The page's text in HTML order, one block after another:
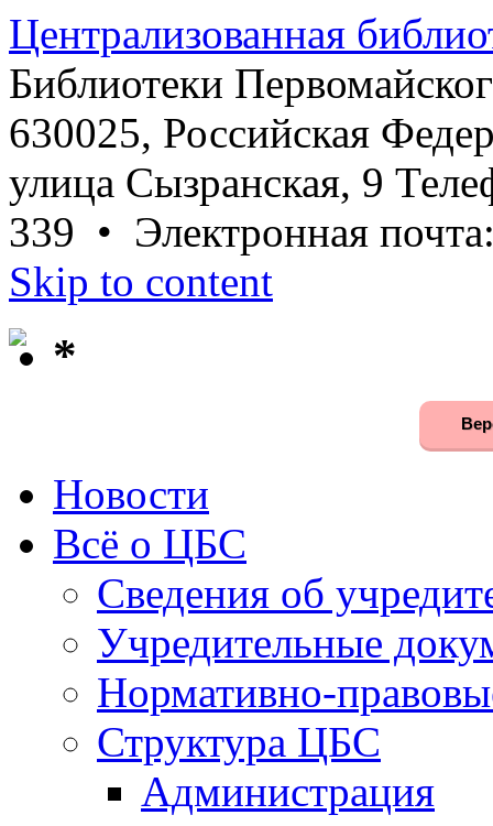
Централизованная
Библиотеки
630025, Российская
улица Сызранская, 9
339 • Электронная
Skip to content
*
Новости
Всё о ЦБС
Сведения об
Учредительные
Нормативно-
Структура ЦБС
Администрация